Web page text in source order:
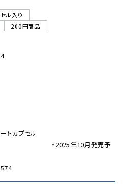
ル入り
200円商品
トカプセル
・2025年10月発売予